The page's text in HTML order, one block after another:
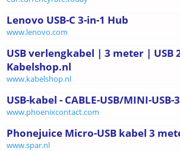
Lenovo USB-C 3-in-1 Hub
www.lenovo.com
USB verlengkabel | 3 meter | USB
Kabelshop.nl
www.kabelshop.nl
USB-kabel - CABLE-USB/MINI-USB-
www.phoenixcontact.com
Phonejuice Micro-USB kabel 3
www.spar.nl